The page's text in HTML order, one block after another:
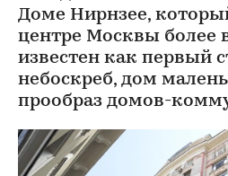
Доме Нирнзее,
центре Москвы более
известен как первый
небоскреб, дом
прообраз домов-